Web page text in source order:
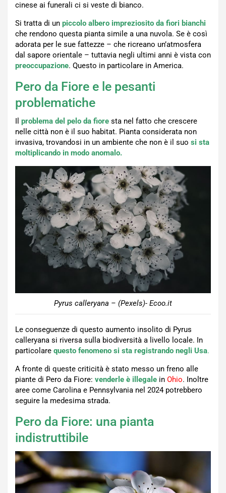
cinese ai funerali ci si veste di bianco.
Si tratta di un piccolo albero impreziosito da fiori bianchi
che rendono questa pianta simile a una nuvola. Se è così
adorata per le sue fattezze – che ricreano un’atmosfera
dal sapore orientale – tuttavia negli ultimi anni è vista con
preoccupazione. Questo in particolare in America.
Pero da Fiore e le pesanti
problematiche
Il problema del pelo da fiore sta nel fatto che crescere
nelle città non è il suo habitat. Pianta considerata non
invasiva, trovandosi in un ambiente che non è il suo si sta
moltiplicando in modo anomalo.
Pyrus calleryana – (Pexels)- Ecoo.it
Le conseguenze di questo aumento insolito di Pyrus
calleryana si riversa sulla biodiversità a livello locale. In
particolare questo fenomeno si sta registrando negli Usa.
A fronte di queste criticità è stato messo un freno alle
piante di Pero da Fiore: venderle è illegale in Ohio. Inoltre
aree come Carolina e Pennsylvania nel 2024 potrebbero
seguire la medesima strada.
Pero da Fiore: una pianta
indistruttibile